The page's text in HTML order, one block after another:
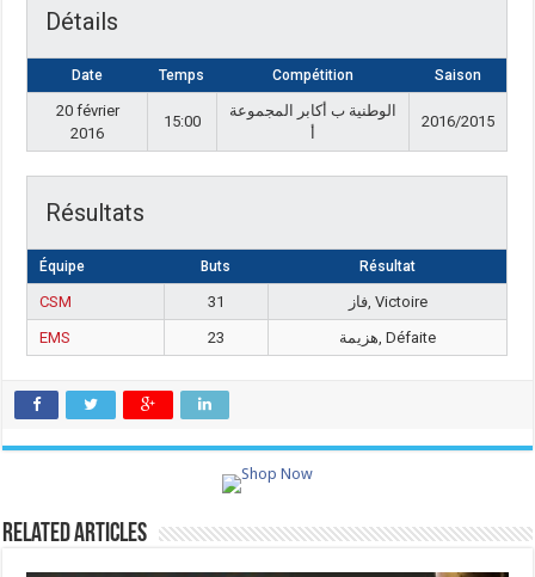
Détails
Date Temps Compétition Saison
20 février
2016
15:00
الوطنية ب أكابر المجموعة
أ
2016/2015
Résultats
Équipe Buts Résultat
CSM 31
فاز, Victoire
EMS
23 هزيمة, Défaite
Related Articles